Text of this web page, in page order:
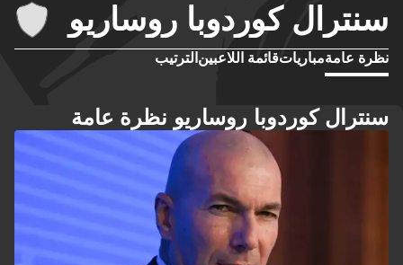
سنترال كوردوبا روساريو
نظرة عامةمبارياتقائمة اللاعبين الترتيب
سنترال كوردوبا روساريو نظرة عامة